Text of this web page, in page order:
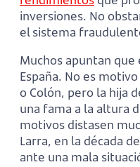
inversiones. No
el sistema
Muchos apuntan que
España. No es
o Colón, pero la hija
una fama a la altura
motivos distasen
Larra, en la década
ante una mala